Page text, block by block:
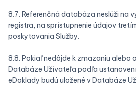
8.7. Referenčná databáza neslúži na
registra, na sprístupnenie údajov
poskytovania Služby.
8.8. Pokiaľ nedôjde k zmazaniu alebo
Databáze Užívateľa podľa
eDoklady budú uložené v Databáze